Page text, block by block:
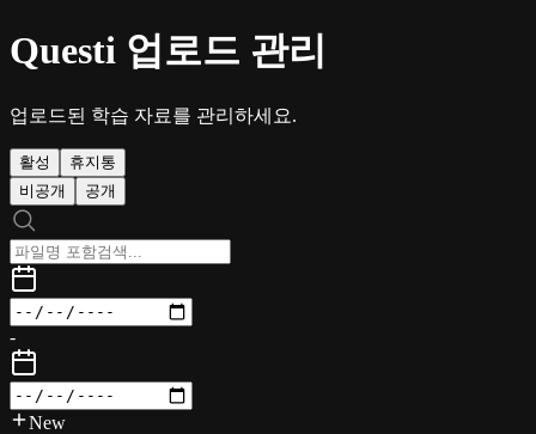
Questi 업로드 관리
업로드된 학습 자료를 관리하세요.
활성
휴지통
비공개
공개
-
New